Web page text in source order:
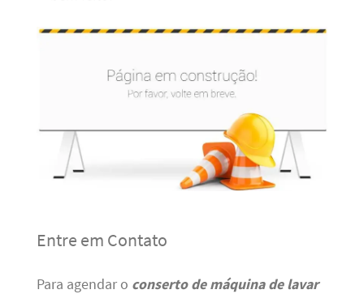
Entre em Contato
Para agendar o conserto de máquina de lavar